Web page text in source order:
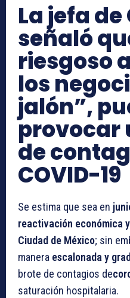
La jefa
señaló
riesgoso
los
jalón”,
provocar
de
COVID-19
Se estima que sea en
reactivación económica
Ciudad de México; sin
manera escalonada y
brote de contagios de
saturación hospitalaria.